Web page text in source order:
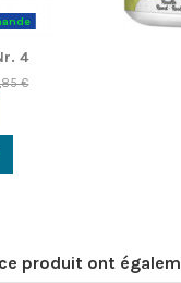
4
€
produit ont